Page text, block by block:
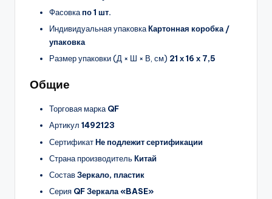
Фасовкапо 1 шт.
Индивидуальная упаковкаКартонная коробка /
упаковка
Размер упаковки (Д × Ш × В, см) 21 х 16 х 7,5
Общие
Торговая маркаQF
Артикул 1492123
СертификатНе подлежит сертификации
Страна производительКитай
СоставЗеркало, пластик
Серия QF Зеркала «BASE»